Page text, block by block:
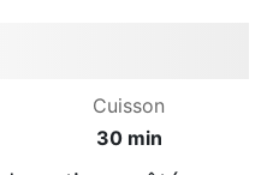
Cuisson
30 min